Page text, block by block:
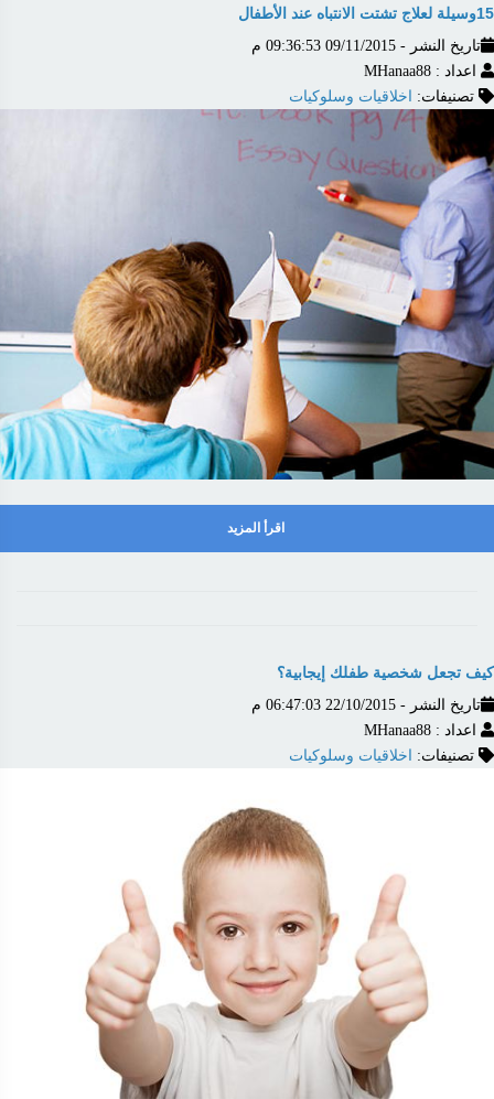
15وسيلة لعلاج تشتت الانتباه عند الأطفال
تاريخ النشر - 09/11/2015 09:36:53 م
اعداد : MHanaa88
تصنيفات:
اخلاقيات وسلوكيات
اقرأ المزيد
كيف تجعل شخصية طفلك إيجابية؟
تاريخ النشر - 22/10/2015 06:47:03 م
اعداد : MHanaa88
تصنيفات:
اخلاقيات وسلوكيات